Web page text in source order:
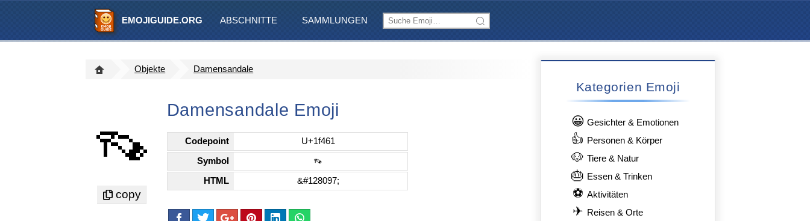
EMOJIGUIDE.ORG ABSCHNITTE SAMMLUNGEN
Objekte Damensandale
👡
Damensandale Emoji
Codepoint U+1f461
Symbol 👡
HTML &#128097;
Kategorien Emoji
😀 Gesichter & Emotionen
👍 Personen & Körper
🐶 Tiere & Natur
🎂 Essen & Trinken
⚽ Aktivitäten
✈ Reisen & Orte